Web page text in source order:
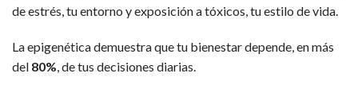
de estrés, tu entorno y exposición a tóxicos, tu estilo de vida.
La epigenética demuestra que tu bienestar depende, en más
del 80%, de tus decisiones diarias.